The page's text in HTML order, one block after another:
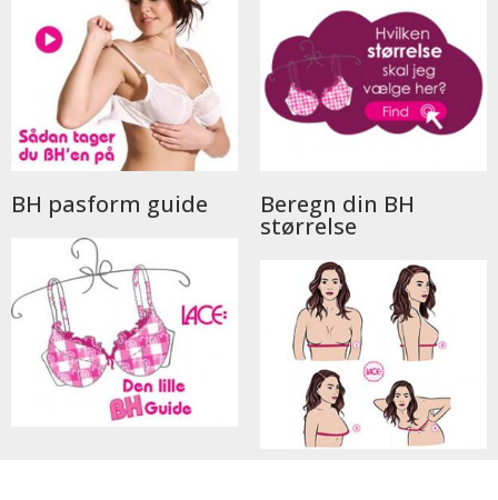
BH pasform guide Beregn din BH
størrelse